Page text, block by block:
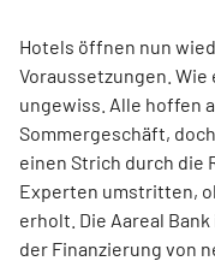
Hotels öffnen nun
Voraussetzungen.
ungewiss. Alle hoffen
Sommergeschäft,
einen Strich durch die
Experten umstritten,
erholt. Die Aareal
der Finanzierung von